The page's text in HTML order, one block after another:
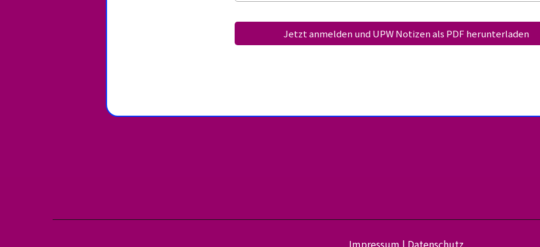
Jetzt anmelden und UPW Notizen als PDF herunterladen
Impressum | Datenschutz